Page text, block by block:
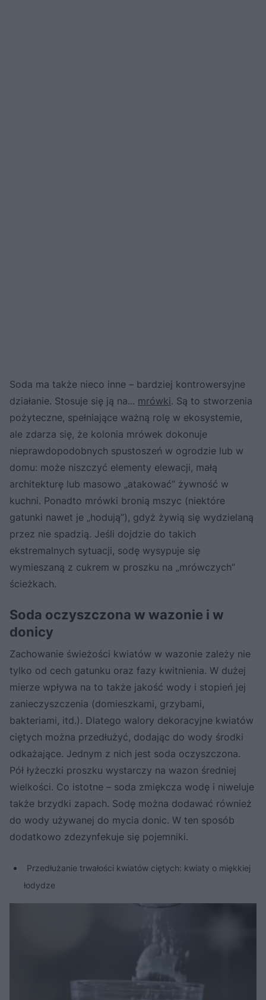
Soda ma także nieco inne – bardziej kontrowersyjne
działanie. Stosuje się ją na... mrówki. Są to stworzenia
pożyteczne, spełniające ważną rolę w ekosystemie,
ale zdarza się, że kolonia mrówek dokonuje
nieprawdopodobnych spustoszeń w ogrodzie lub w
domu: może niszczyć elementy elewacji, małą
architekturę lub masowo „atakować” żywność w
kuchni. Ponadto mrówki bronią mszyc (niektóre
gatunki nawet je „hodują”), gdyż żywią się wydzielaną
przez nie spadzią. Jeśli dojdzie do takich
ekstremalnych sytuacji, sodę wysypuje się
wymieszaną z cukrem w proszku na „mrówczych”
ścieżkach.
Soda oczyszczona w wazonie i w
donicy
Zachowanie świeżości kwiatów w wazonie zależy nie
tylko od cech gatunku oraz fazy kwitnienia. W dużej
mierze wpływa na to także jakość wody i stopień jej
zanieczyszczenia (domieszkami, grzybami,
bakteriami, itd.). Dlatego walory dekoracyjne kwiatów
ciętych można przedłużyć, dodając do wody środki
odkażające. Jednym z nich jest soda oczyszczona.
Pół łyżeczki proszku wystarczy na wazon średniej
wielkości. Co istotne – soda zmiękcza wodę i niweluje
także brzydki zapach. Sodę można dodawać również
do wody używanej do mycia donic. W ten sposób
dodatkowo zdezynfekuje się pojemniki.
Przedłużanie trwałości kwiatów ciętych: kwiaty o miękkiej
łodydze